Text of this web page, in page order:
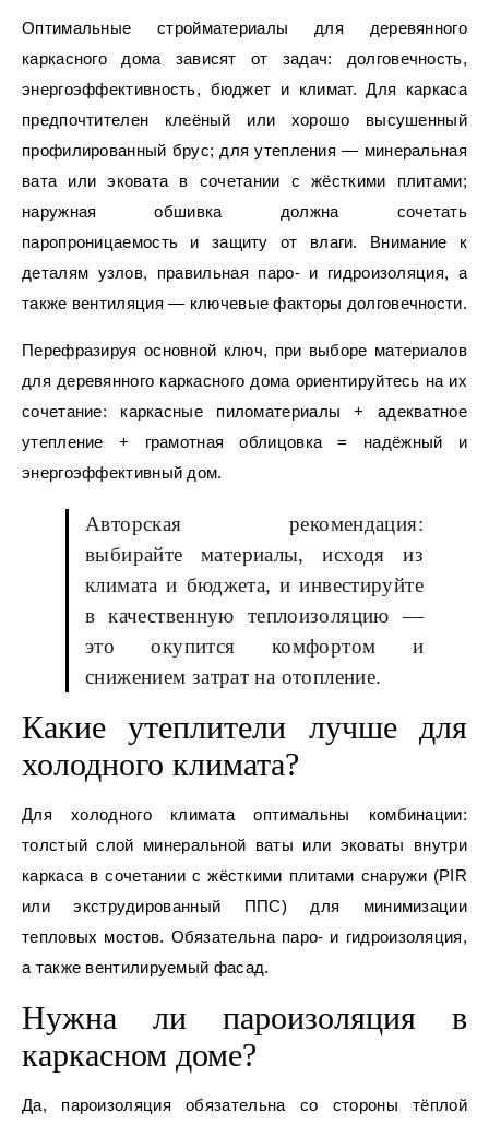
Оптимальные стройматериалы для деревянного
каркасного дома зависят от задач: долговечность,
энергоэффективность, бюджет и климат. Для каркаса
предпочтителен клеёный или хорошо высушенный
профилированный брус; для утепления — минеральная
вата или эковата в сочетании с жёсткими плитами;
наружная обшивка должна сочетать
паропроницаемость и защиту от влаги. Внимание к
деталям узлов, правильная паро- и гидроизоляция, а
также вентиляция — ключевые факторы долговечности.
Перефразируя основной ключ, при выборе материалов
для деревянного каркасного дома ориентируйтесь на их
сочетание: каркасные пиломатериалы + адекватное
утепление + грамотная облицовка = надёжный и
энергоэффективный дом.
Авторская рекомендация:
выбирайте материалы, исходя из
климата и бюджета, и инвестируйте
в качественную теплоизоляцию —
это окупится комфортом и
снижением затрат на отопление.
Какие утеплители лучше для
холодного климата?
Для холодного климата оптимальны комбинации:
толстый слой минеральной ваты или эковаты внутри
каркаса в сочетании с жёсткими плитами снаружи (PIR
или экструдированный ППС) для минимизации
тепловых мостов. Обязательна паро- и гидроизоляция,
а также вентилируемый фасад.
Нужна ли пароизоляция в
каркасном доме?
Да, пароизоляция обязательна со стороны тёплой